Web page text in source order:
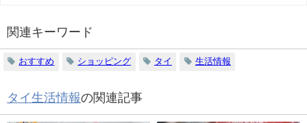
関連キーワード
おすすめ ショッピング タイ 生活情報
タイ生活情報の関連記事